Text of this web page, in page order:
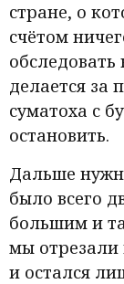
стране, о
счётом
обследовать
делается за
суматоха с
остановить.
Дальше
было всего
большим и
мы отрезали
и остался